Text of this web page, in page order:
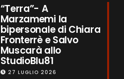
“Terra”- A
Marzamemi la
bipersonale di Chiara
Fronterrè e Salvo
Muscarà allo
StudioBlu81
27 LUGLIO 2026